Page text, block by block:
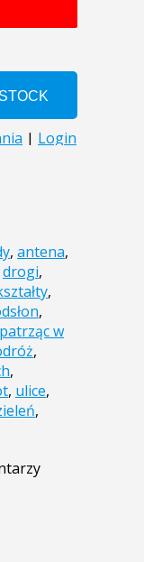
, antena,
drogi,
,
,
patrząc w
,
,
, ulice,
,